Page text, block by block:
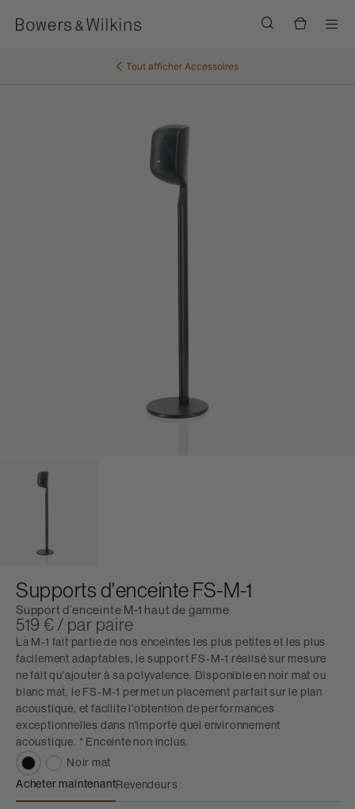
Tout afficher Accessoires
Supports d'enceinte FS-M-1
Support d’enceinte M-1 haut de gamme
519 € / par paire
La M-1 fait partie de nos enceintes les plus petites et les plus
facilement adaptables, le support FS-M-1 réalisé sur mesure
ne fait qu'ajouter à sa polyvalence. Disponible en noir mat ou
blanc mat, le FS-M-1 permet un placement parfait sur le plan
acoustique, et facilite l'obtention de performances
exceptionnelles dans n'importe quel environnement
acoustique. * Enceinte non inclus.
Noir mat
Acheter maintenant
Supports d'enceinte FS-M-1
Revendeurs